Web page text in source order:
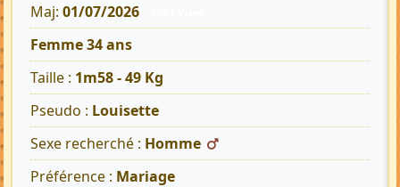
Maj: 01/07/2026
Femme 34 ans
Taille : 1m58 - 49 Kg
Pseudo : Louisette
Sexe recherché : Homme
Préférence : Mariage